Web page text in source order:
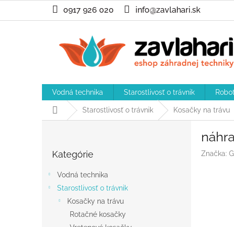
obsah
0917 926 020 info@zavlahari.sk
Vodná technika Starostlivosť o trávnik
DomovStarostlivosť o trávnik Kosačky na trávu
kategórie
Kategórie
Vodná technika
Starostlivosť o trávnik
Kosačky na trávu
Rotačné kosačky
Značka: